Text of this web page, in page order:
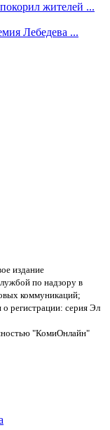
жителей ...
Лебедева ...
издание
по надзору в
коммуникаций;
регистрации: серия Эл
"КомиОнлайн"